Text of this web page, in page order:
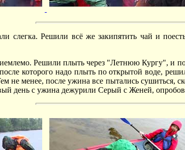
слегка. Решили всё же закипятить чай и
Решили плыть через "Летнюю Кургу", и
которого надо плыть по открытой воде,
не менее, после ужина все пытались
день с ужина дежурили Серый с Женей,